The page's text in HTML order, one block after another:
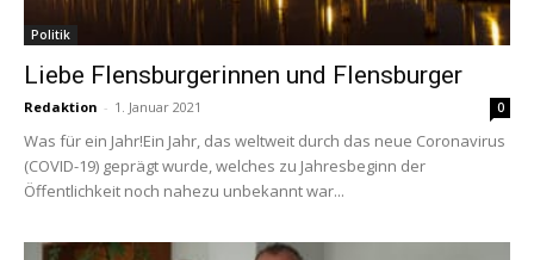
Politik
Liebe Flensburgerinnen und Flensburger
Redaktion - 1. Januar 2021 0
Was für ein Jahr!Ein Jahr, das weltweit durch das neue Coronavirus
(COVID-19) geprägt wurde, welches zu Jahresbeginn der
Öffentlichkeit noch nahezu unbekannt war...